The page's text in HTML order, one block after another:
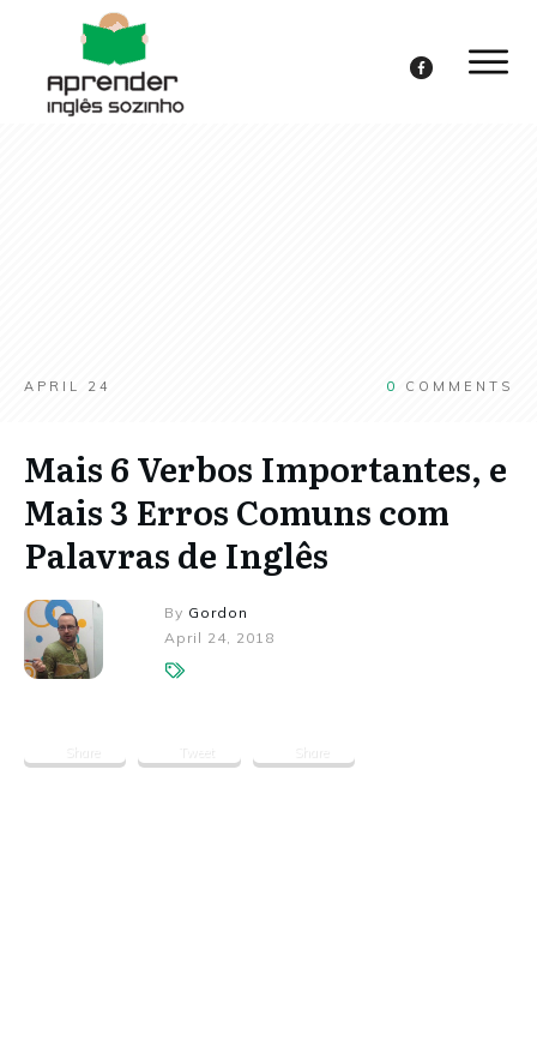
APRIL 24 0 COMMENTS
Mais 6 Verbos Importantes, e
Mais 3 Erros Comuns com
Palavras de Inglês
By Gordon
April 24, 2018
Tweet